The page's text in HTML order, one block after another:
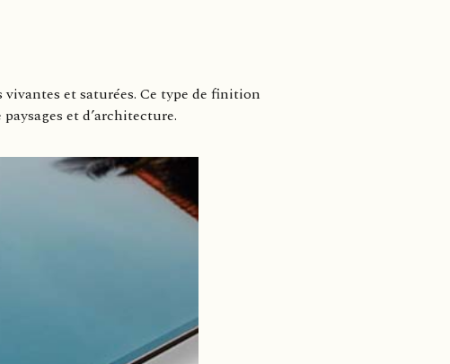
et saturées. Ce type de finition
et d’architecture.